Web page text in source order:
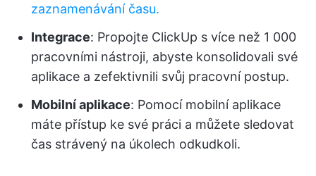
zaznamenávání času.
Integrace: Propojte ClickUp s více než 1 000
pracovními nástroji, abyste konsolidovali své
aplikace a zefektivnili svůj pracovní postup.
Mobilní aplikace: Pomocí mobilní aplikace
máte přístup ke své práci a můžete sledovat
čas strávený na úkolech odkudkoli.